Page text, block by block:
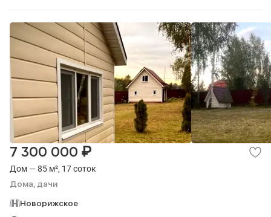
Дом — 85 м², 17 соток
Дома, дачи
7 300 000 ₽
Новорижское